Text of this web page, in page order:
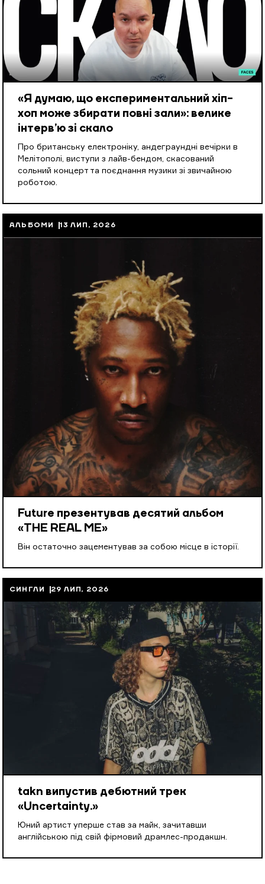
«Я думаю, що експериментальний хіп-
хоп може збирати повні зали»: велике
інтерв’ю зі скало
Про британську електроніку, андеграундні вечірки в
Мелітополі, виступи з лайв-бендом, скасований
сольний концерт та поєднання музики зі звичайною
роботою.
АЛЬБОМИ 13 ЛИП, 2026
Future презентував десятий альбом
«THE REAL ME»
Він остаточно зацементував за собою місце в історії.
СИНГЛИ 29 ЛИП, 2026
takn випустив дебютний трек
«Uncertainty.»
Юний артист уперше став за майк, зачитавши
англійською під свій фірмовий драмлес-продакшн.